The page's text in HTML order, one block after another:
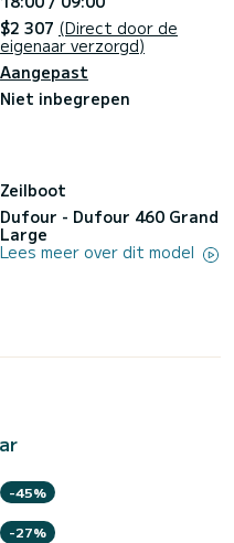
de chartervoorwaarden,
platform. Een
vragen en biedt u onze
$2 307 (Direct door de
eigenaar verzorgd)
Aangepast
Niet inbegrepen
Zeilboot
Dufour - Dufour 460 Grand
Large
Lees meer over dit model
-45%
-27%